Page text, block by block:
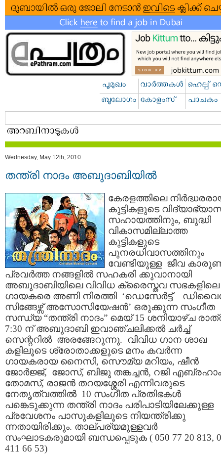
Wednesday, May 12th, 2010
തന്ത്രി നാദം അബുദാബിയില്‍
കേരളത്തിലെ
കുട്ടികളുടെ
സഹായത്തിനും, ബുദ്ധി
വികാസമില്ലാത്ത
കുട്ടികളുടെ
പുനരധിവാസത്തിനും
വേണ്ടിയുള്ള ജീവ
പ്രവര്‍ത്ത നങ്ങളില്‍ സഹകരി ക്കുവാനായി
അബുദാബിയിലെ വിവിധ ക്രൈസ്തവ സഭകളിലെ
ഗായകരെ അണി നിരത്തി ‘ഡെസേര്‍ട്ട്
സിങ്ങേഴ്സ് അസോസിയേഷന്‍’ ഒരുക്കുന്ന സംഗീത
സന്ധ്യ “തന്ത്രി നാദം” മെയ്‌ 15 ശനിയാഴ്ച
7:30 ന് അബുദാബി ഇവാഞ്ചലിക്കല്‍ ചര്‍ച്ച്
സെന്ററില്‍ അരങ്ങേറുന്നു. വിവിധ ഗാന ശാഖ
കളിലൂടെ ശ്രോതാക്കളുടെ മനം കവര്‍ന്ന
ഗായകരായ നൈസി, സൌമ്യ മറിയം, ഷീന്‍
ജോര്‍ജ്ജ്, ജോസ്‌, ബിജു തങ്കച്ചന്‍, റജി
തോമസ്‌, രാജന്‍ തറയശ്ശേരി എന്നിവരുടെ
നേതൃത്വത്തില്‍ 10 സംഗീത പ്രതിഭകള്‍
പങ്കെടുക്കുന്ന തന്ത്രി നാദം പരിപാടിയിലേക്കുള്ള
പ്രവേശനം പാസുകളിലൂടെ നിയന്ത്രിക്കു
ന്നതായിരിക്കും. താല്പര്യമുള്ളവര്‍
സംഘാടകരുമായി ബന്ധപ്പെടുക ( 050 77 20 813,
411 66 53)